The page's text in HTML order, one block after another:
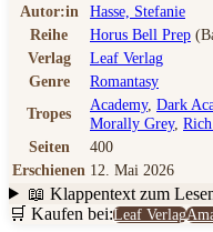
Autor:in
Hasse, Stefanie
Reihe
Horus Bell Prep
Verlag
Leaf Verlag
Genre
Romantasy
Tropes
Academy, Dark
Morally Grey,
Seiten
400
Erschienen 12. Mai 2026
📖 Klappentext zum
🛒 Kaufen bei:Leaf Verlag